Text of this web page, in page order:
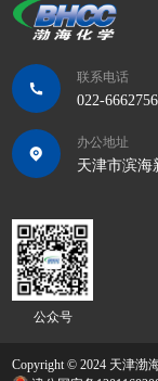
联系电话
022-
办公地址
天津市滨海
公众号
Copyright © 2024 天津渤